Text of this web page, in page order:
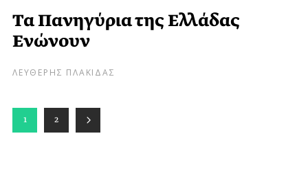
Τα Πανηγύρια της Ελλάδας
Ενώνουν
ΛΕΥΘΕΡΗΣ ΠΛΑΚΙΔΑΣ
1 2